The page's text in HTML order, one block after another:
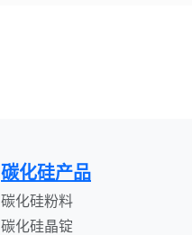
碳化硅产品
碳化硅粉料
碳化硅晶锭